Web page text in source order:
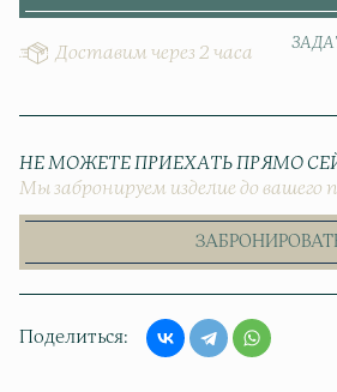
Доставим через 2 часа
НЕ МОЖЕТЕ ПРИЕХАТЬ ПРЯМО
Мы забронируем изделие до вашего
Поделиться